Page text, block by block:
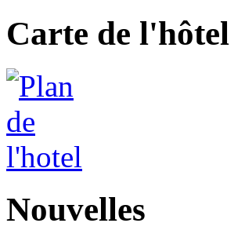
Carte de l'hôtel
Nouvelles